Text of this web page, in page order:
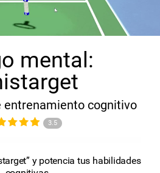
mental:
entrenamiento cognitivo
3.5
y potencia tus habilidades